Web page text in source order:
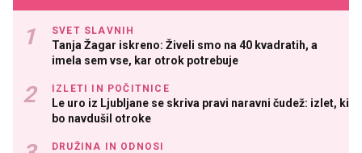
SVET SLAVNIH
Tanja Žagar iskreno: Živeli smo na 40 kvadratih, a
imela sem vse, kar otrok potrebuje
IZLETI IN POČITNICE
Le uro iz Ljubljane se skriva pravi naravni čudež: izlet, ki
bo navdušil otroke
DRUŽINA IN ODNOSI